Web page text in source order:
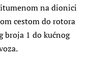
na dionici
cestom do rotora
broja 1 do kućnog